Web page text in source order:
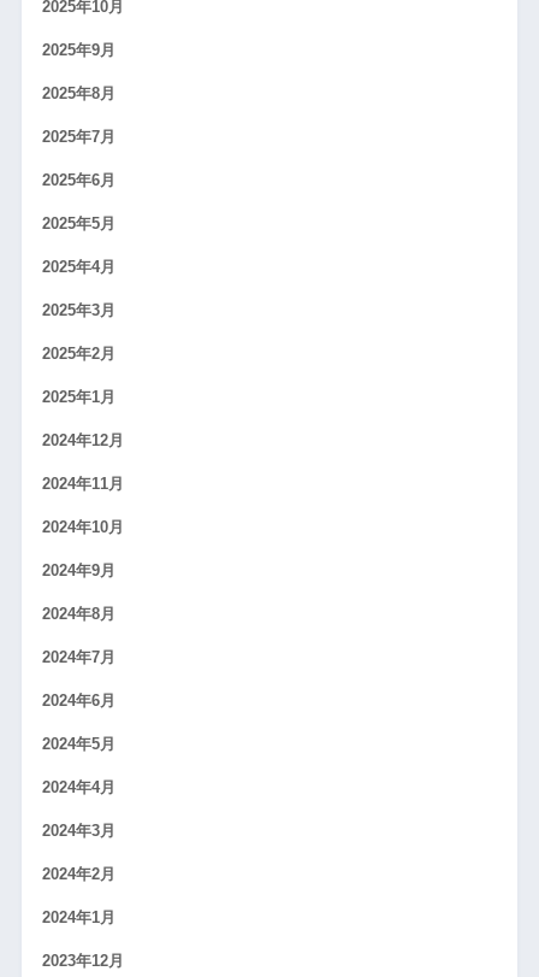
2025年10月
2025年9月
2025年8月
2025年7月
2025年6月
2025年5月
2025年4月
2025年3月
2025年2月
2025年1月
2024年12月
2024年11月
2024年10月
2024年9月
2024年8月
2024年7月
2024年6月
2024年5月
2024年4月
2024年3月
2024年2月
2024年1月
2023年12月